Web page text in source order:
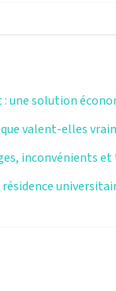
une solution
valent-elles
inconvénients